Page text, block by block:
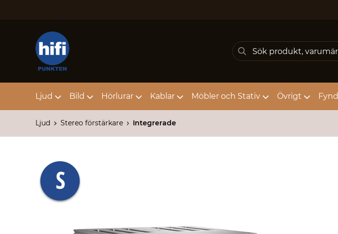
Ljud Bild Hörlurar Kablar Möbler och Stativ Övrigt Fynd
Ljud Stereo förstärkare Integrerade